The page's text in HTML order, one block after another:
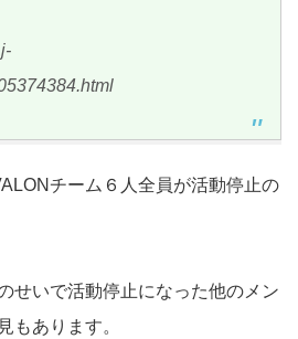
チーム６人全員が活動停止の
せいで活動停止になった他のメン
もあります。